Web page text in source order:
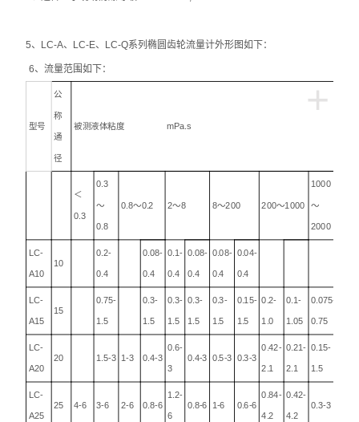
5、LC-A、LC-E、LC-Q系列椭圆齿轮流量计外形图如下：
6、流量范围如下：
+
型号
公
称
通
径
被测液体粘度 mPa.s
＜
0.3
0.3
～
0.8
0.8～0.2 2～8 8～200 200～1000
1000
～
2000
LC-
A10
10
0.2-
0.4
0.08-
0.4
0.1-
0.4
0.08-
0.4
0.08-
0.4
0.04-
0.4
LC-
A15
15
0.75-
1.5
0.3-
1.5
0.3-
1.5
0.3-
1.5
0.3-
1.5
0.15-
1.5
0.2-
1.0
0.1-
1.05
0.075-
0.75
LC-
A20
20 1.5-3 1-3 0.4-3
0.6-
3
0.4-3 0.5-3 0.3-3
0.42-
2.1
0.21-
2.1
0.15-
1.5
LC-
A25
25 4-6 3-6 2-6 0.8-6
1.2-
6
0.8-6 1-6 0.6-6
0.84-
4.2
0.42-
4.2
0.3-3